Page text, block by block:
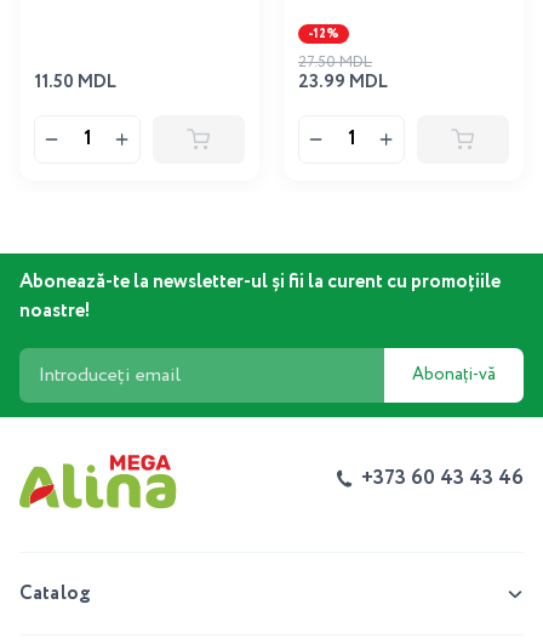
11.50 MDL
-12%
23.99 MDL
27.50 MDL
Abonează-te la newsletter-ul și fii la curent cu promoțiile
noastre!
Abonați-vă
+373 60 43 43 46
Catalog